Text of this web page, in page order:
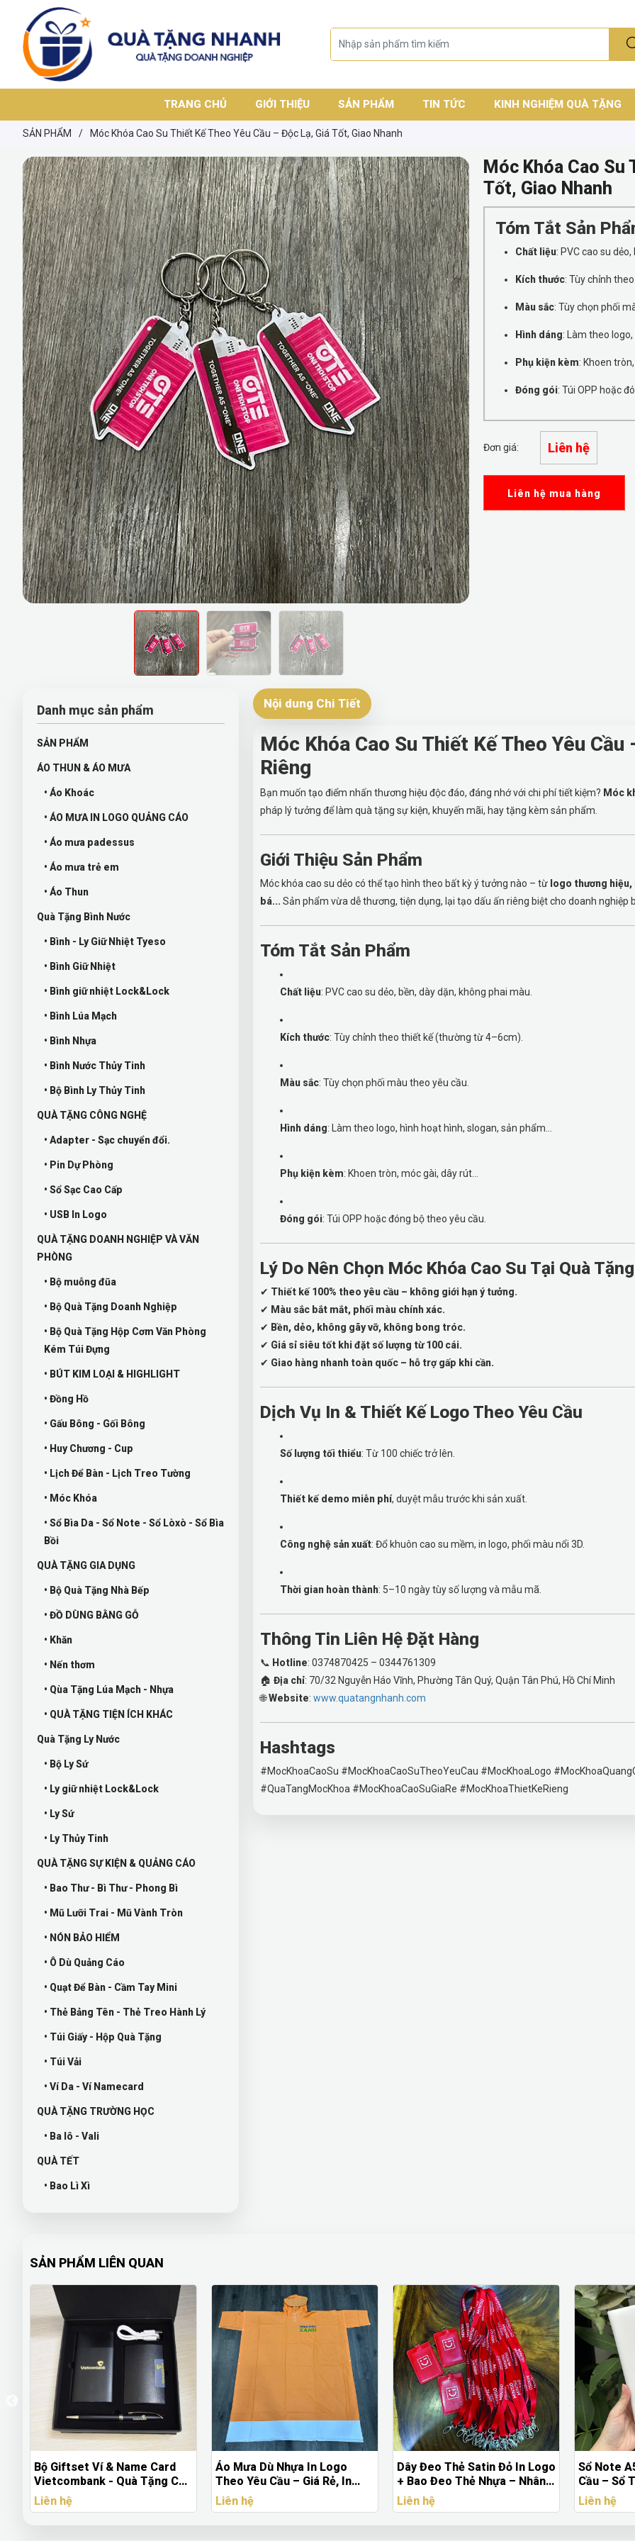
TRANG CHỦ GIỚI THIỆU SẢN PHẨM TIN TỨC KINH NGHIỆM QUÀ TẶNG
SẢN PHẨM / Móc Khóa Cao Su Thiết Kế Theo Yêu Cầu – Độc Lạ, Giá Tốt, Giao Nhanh
Móc Khóa Cao Su
Tốt, Giao Nhanh
Tóm Tắt Sản
Chất liệu: PVC cao su
Kích thước: Tùy chỉnh
Màu sắc: Tùy chọn phối
Hình dáng: Làm theo
Phụ kiện kèm: Khoen
Đóng gói: Túi OPP hoặc
Đơn giá: Liên hệ
Liên hệ mua hàng
Danh mục sản phẩm
SẢN PHẨM
ÁO THUN & ÁO MƯA
• Áo Khoác
• ÁO MƯA IN LOGO QUẢNG CÁO
• Áo mưa padessus
• Áo mưa trẻ em
• Áo Thun
Quà Tặng Bình Nước
• Bình - Ly Giữ Nhiệt Tyeso
• Bình Giữ Nhiệt
• Bình giữ nhiệt Lock&Lock
• Bình Lúa Mạch
• Bình Nhựa
• Bình Nước Thủy Tinh
• Bộ Bình Ly Thủy Tinh
QUÀ TẶNG CÔNG NGHỆ
• Adapter - Sạc chuyển đổi.
• Pin Dự Phòng
• Sổ Sạc Cao Cấp
• USB In Logo
QUÀ TẶNG DOANH NGHIỆP VÀ VĂN
PHÒNG
• Bộ muỗng đũa
• Bộ Quà Tặng Doanh Nghiệp
• Bộ Quà Tặng Hộp Cơm Văn Phòng
Kém Túi Đựng
• BÚT KIM LOẠI & HIGHLIGHT
• Đồng Hồ
• Gấu Bông - Gối Bông
• Huy Chương - Cup
• Lịch Để Bàn - Lịch Treo Tường
• Móc Khóa
• Sổ Bìa Da - Sổ Note - Sổ Lòxò - Sổ Bìa
Bồi
QUÀ TẶNG GIA DỤNG
• Bộ Quà Tặng Nhà Bếp
• ĐỒ DÙNG BẰNG GỖ
• Khăn
• Nến thơm
• Qùa Tặng Lúa Mạch - Nhựa
• QUÀ TẶNG TIỆN ÍCH KHÁC
Quà Tặng Ly Nước
• Bộ Ly Sứ
• Ly giữ nhiệt Lock&Lock
• Ly Sứ
• Ly Thủy Tinh
QUÀ TẶNG SỰ KIỆN & QUẢNG CÁO
• Bao Thư - Bì Thư - Phong Bì
• Mũ Lưỡi Trai - Mũ Vành Tròn
• NÓN BẢO HIỂM
• Ô Dù Quảng Cáo
• Quạt Để Bàn - Cầm Tay Mini
• Thẻ Bảng Tên - Thẻ Treo Hành Lý
• Túi Giấy - Hộp Quà Tặng
• Túi Vải
• Ví Da - Ví Namecard
QUÀ TẶNG TRƯỜNG HỌC
• Ba lô - Vali
QUÀ TẾT
• Bao Lì Xì
Nội dung Chi Tiết
Móc Khóa Cao Su Thiết Kế Theo Yêu
Riêng
Bạn muốn tạo điểm nhấn thương hiệu độc đáo, đáng nhớ với chi phí tiết kiệm? Móc
pháp lý tưởng để làm quà tặng sự kiện, khuyến mãi, hay tặng kèm sản phẩm.
Giới Thiệu Sản Phẩm
Móc khóa cao su dẻo có thể tạo hình theo bất kỳ ý tưởng nào – từ logo thương
bá... Sản phẩm vừa dễ thương, tiện dụng, lại tạo dấu ấn riêng biệt cho doanh nghiệp
Tóm Tắt Sản Phẩm
Chất liệu: PVC cao su dẻo, bền, dày dặn, không phai màu.
Kích thước: Tùy chỉnh theo thiết kế (thường từ 4–6cm).
Màu sắc: Tùy chọn phối màu theo yêu cầu.
Hình dáng: Làm theo logo, hình hoạt hình, slogan, sản phẩm...
Phụ kiện kèm: Khoen tròn, móc gài, dây rút...
Đóng gói: Túi OPP hoặc đóng bộ theo yêu cầu.
Lý Do Nên Chọn Móc Khóa Cao Su Tại Quà
✔ Thiết kế 100% theo yêu cầu – không giới hạn ý tưởng.
✔ Màu sắc bắt mắt, phối màu chính xác.
✔ Bền, dẻo, không gãy vỡ, không bong tróc.
✔ Giá sỉ siêu tốt khi đặt số lượng từ 100 cái.
✔ Giao hàng nhanh toàn quốc – hỗ trợ gấp khi cần.
Dịch Vụ In & Thiết Kế Logo Theo Yêu Cầu
Số lượng tối thiểu: Từ 100 chiếc trở lên.
Thiết kế demo miễn phí, duyệt mẫu trước khi sản xuất.
Công nghệ sản xuất: Đổ khuôn cao su mềm, in logo, phối màu nổi 3D.
Thời gian hoàn thành: 5–10 ngày tùy số lượng và mẫu mã.
Thông Tin Liên Hệ Đặt Hàng
📞 Hotline: 0374870425 – 0344761309
🏠 Địa chỉ: 70/32 Nguyễn Háo Vĩnh, Phường Tân Quý, Quận Tân Phú, Hồ Chí Minh
🌐Website: www.quatangnhanh.com
Hashtags
#MocKhoaCaoSu #MocKhoaCaoSuTheoYeuCau #MocKhoaLogo
#QuaTangMocKhoa #MocKhoaCaoSuGiaRe #MocKhoaThietKeRieng
SẢN PHẨM LIÊN QUAN
Áo Mưa Dù Nhựa In Logo
Theo Yêu Cầu – Giá Rẻ, In
Nhanh | Quà Tặng Nhanh
Liên hệ
Dây Đeo Thẻ Satin Đỏ In Logo
+ Bao Đeo Thẻ Nhựa – Nhân
Viên & Sự Kiện
Liên hệ
Sổ Note A5 In Logo Theo Yêu
Cầu – Sổ Tay A5 Chất Lượng
Cao
Liên hệ
Bình Nước
Theo Yêu
Cao, Giá
Liên hệ